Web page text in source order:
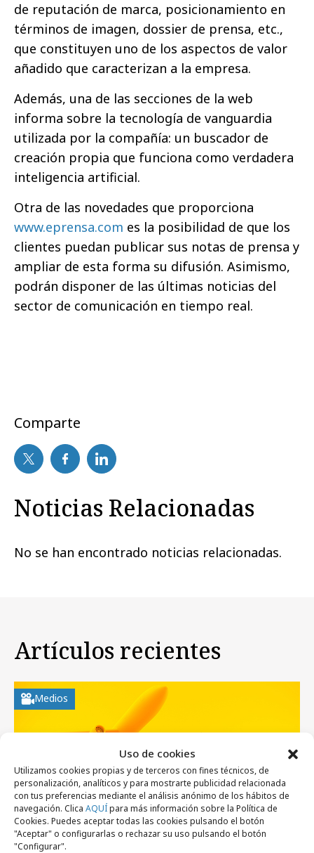
Uso de cookies
Utilizamos cookies propias y de terceros con fines técnicos, de
personalización, analíticos y para mostrarte publicidad relacionada
con tus preferencias mediante el análisis anónimo de los hábitos de
navegación. Clica AQUÍpara más información sobre la Política de
Cookies. Puedes aceptar todas las cookies pulsando el botón
"Aceptar" o configurarlas o rechazar su uso pulsando el botón
"Configurar".
de reputación de marca, posicionamiento en
términos de imagen, dossier de prensa, etc.,
que constituyen uno de los aspectos de valor
añadido que caracterizan a la empresa.
Además, una de las secciones de la web
informa sobre la tecnología de vanguardia
utilizada por la compañía: un buscador de
creación propia que funciona como verdadera
inteligencia artificial.
Otra de las novedades que proporciona
www.eprensa.com es la posibilidad de que los
clientes puedan publicar sus notas de prensa y
ampliar de esta forma su difusión. Asimismo,
podrán disponer de las últimas noticias del
sector de comunicación en tiempo real.
Comparte
Noticias Relacionadas
No se han encontrado noticias relacionadas.
Artículos recientes
Medios